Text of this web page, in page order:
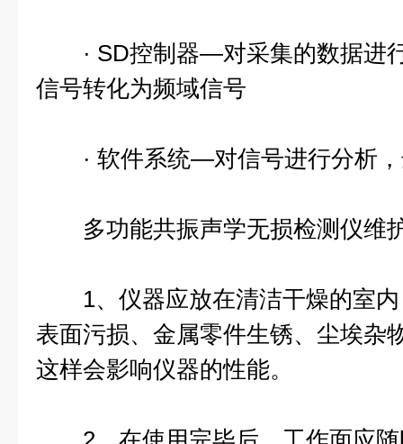
· SD控制器—对采集的数据进
信号转化为频域信号
· 软件系统—对信号进行分析，
多功能共振声学无损检测仪维
1、仪器应放在清洁干燥的室内
表面污损、金属零件生锈、尘埃杂
这样会影响仪器的性能。